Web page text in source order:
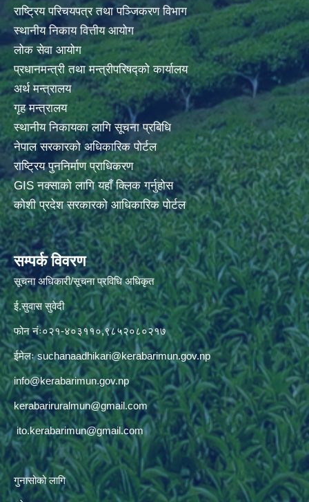
राष्ट्रिय परिचयपत्र तथा पञ्जिकरण विभाग
स्थानीय निकाय वित्तीय आयोग
लोक सेवा आयोग
प्रधानमन्त्री तथा मन्त्रीपरिषद्को कार्यालय
अर्थ मन्त्रालय
गृह मन्त्रालय
स्थानीय निकायका लागि सूचना प्रबिधि
नेपाल सरकारको अधिकारिक पोर्टल
राष्ट्रिय पुननिर्माण प्राधिकरण
GIS नक्साको लागि यहाँ क्लिक गर्नुहोस
कोशी प्रदेश सरकारको आधिकारिक पोर्टल
सम्पर्क विवरण
सूचना अधिकारी/सूचना प्रविधि अधिकृत
ई.सुवास सुवेदी
फोन नंः०२१-४०३११०,९८५२०८०२१७
ईमेलःsuchanaadhikari@kerabarimun.gov.np
info@kerabarimun.gov.np
kerabariruralmun@gmail.com
ito.kerabarimun@gmail.com
गुनासोको लागि